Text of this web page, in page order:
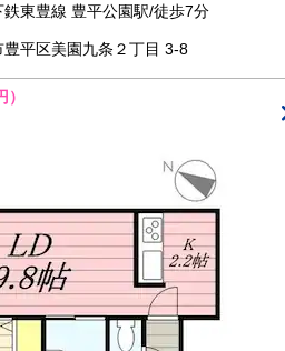
東豊線 豊平公園駅/徒歩7分
平区美園九条２丁目 3-8